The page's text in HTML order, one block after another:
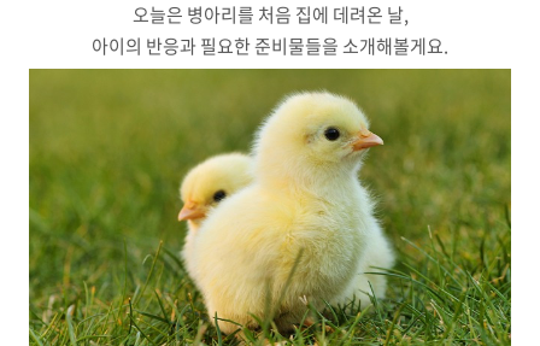
오늘은 병아리를 처음 집에 데려온 날,
아이의 반응과 필요한 준비물들을 소개해볼게요.